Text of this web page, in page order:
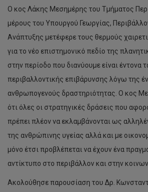
Ο κος Λάκης Μεσημέρης του Τμήματος
μέρους του Υπουργού Γεωργίας,
Ανάπτυξης μετέφερε τους θερμούς
για το νέο επιστημονικό πεδίο της
στην περίοδο που διανύουμε είναι έντονα
περιβαλλοντικής επιβάρυνσης λόγω της
ανθρωπογενούς δραστηριότητας. Ο κος
ότι όλες οι στρατηγικές δράσεις που
πρέπει πλέον να εκλαμβάνονται ως
της ανθρώπινης υγείας αλλά και με
μόνο έτσι προβλέπεται να έχουν ένα
αντίκτυπο στο περιβάλλον και στην
Ακολούθησε παρουσίαση του Δρ.